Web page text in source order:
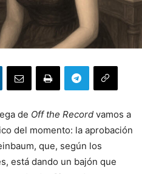
de Off the Record vamos a
del momento: la aprobación
que, según los
está dando un bajón que